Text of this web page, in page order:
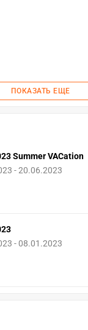
ПОКАЗАТЬ ЕЩЕ
Summer VACation
- 20.06.2023
- 08.01.2023